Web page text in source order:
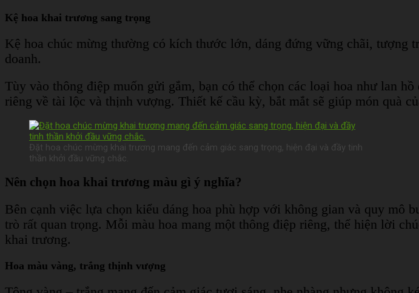
Kệ hoa khai trương sang trọng
Kệ hoa chúc mừng thường có kích thước lớn, dáng đứng vững chãi, tượng
doanh.
Tùy vào thông điệp muốn gửi gắm, bạn có thể chọn các loại hoa như lan
riêng về tài lộc và thịnh vượng. Thiết kế cầu kỳ, bắt mắt sẽ giúp món quà
Đặt hoa chúc mừng khai trương mang đến cảm giác sang trọng, hiện đại và đầy tinh
thần khởi đầu vững chắc.
Nên chọn hoa khai trương màu gì ý nghĩa?
Bên cạnh việc lựa chọn kiểu dáng hoa phù hợp với không gian và quy mô
trò rất quan trọng. Mỗi màu hoa mang một thông điệp riêng, thể hiện lời
khai trương.
Hoa màu vàng, trắng thịnh vượng